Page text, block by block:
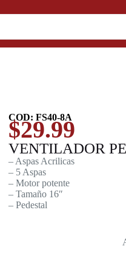
COD: FS40-8A
$29.99
VENTILADOR
– Aspas Acrilicas
– 5 Aspas
– Motor potente
– Tamaño 16″
– Pedestal